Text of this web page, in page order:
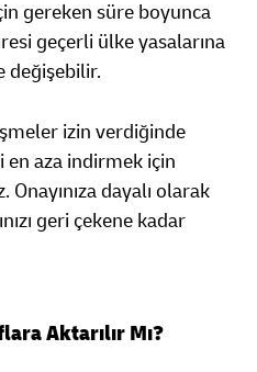
gereken süre boyunca
geçerli ülke yasalarına
değişebilir.
izin verdiğinde
aza indirmek için
dayalı olarak
geri çekene kadar
Aktarılır Mı?